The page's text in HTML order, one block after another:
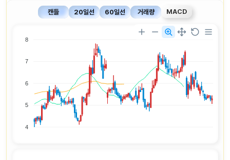
캔들 20일선 60일선 거래량 MACD
8
7
6
5
4